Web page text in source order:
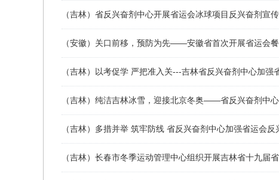
（吉林）省反兴奋剂中心开展省运会冰球项目反兴奋剂宣
（安徽）关口前移，预防为先——安徽省首次开展省运会
（吉林）以考促学 严把准入关---吉林省反兴奋剂中心加强
（吉林）纯洁吉林冰雪，迎接北京冬奥——省反兴奋剂中
（​吉林）多措并举 筑牢防线 省反兴奋剂中心加强省运会反
（吉林）长春市冬季运动管理中心组织开展吉林省十九届